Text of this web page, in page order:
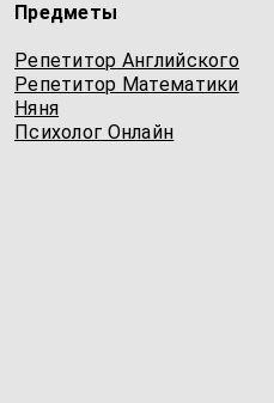
Предметы
Репетитор Английского
Репетитор Математики
Няня
Психолог Онлайн